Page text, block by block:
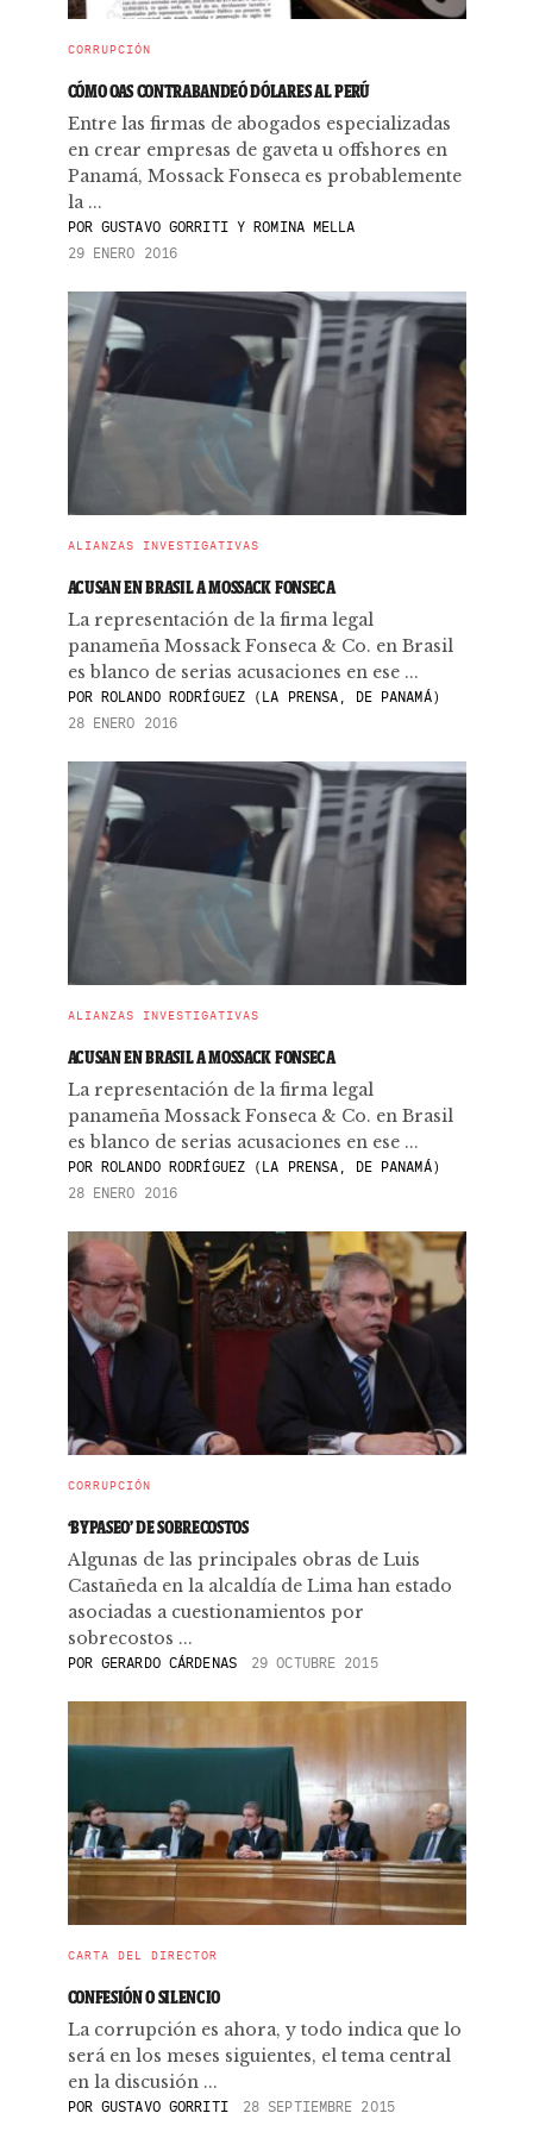
CORRUPCIÓN
CÓMO OAS CONTRABANDEÓ DÓLARES AL PERÚ
Entre las firmas de abogados especializadas
en crear empresas de gaveta u offshores en
Panamá, Mossack Fonseca es probablemente
la ...
PORGUSTAVO GORRITI Y ROMINA MELLA
29 ENERO 2016
ALIANZAS INVESTIGATIVAS
ACUSAN EN BRASIL A MOSSACK FONSECA
La representación de la firma legal
panameña Mossack Fonseca & Co. en Brasil
es blanco de serias acusaciones en ese ...
PORROLANDO RODRÍGUEZ (LA PRENSA, DE PANAMÁ)
28 ENERO 2016
ALIANZAS INVESTIGATIVAS
ACUSAN EN BRASIL A MOSSACK FONSECA
La representación de la firma legal
panameña Mossack Fonseca & Co. en Brasil
es blanco de serias acusaciones en ese ...
PORROLANDO RODRÍGUEZ (LA PRENSA, DE PANAMÁ)
28 ENERO 2016
CORRUPCIÓN
‘BYPASEO’ DE SOBRECOSTOS
Algunas de las principales obras de Luis
Castañeda en la alcaldía de Lima han estado
asociadas a cuestionamientos por
sobrecostos ...
PORGERARDO CÁRDENAS 29 OCTUBRE 2015
CARTA DEL DIRECTOR
CONFESIÓN O SILENCIO
La corrupción es ahora, y todo indica que lo
será en los meses siguientes, el tema central
en la discusión ...
POR GUSTAVO GORRITI 28 SEPTIEMBRE 2015